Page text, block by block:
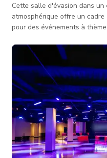
Cette salle d'évasion dans un
atmosphérique offre un
pour des événements à
détails inquiétants, l'espace
qui ajoute profondeur et
événement. Parfait pour : Expériences de salle d'évasion
Séances photo à thème horreur ou
et de contenu Év